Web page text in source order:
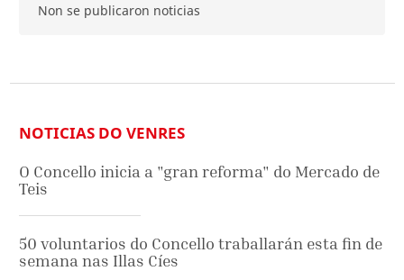
Non se publicaron noticias
NOTICIAS DO VENRES
O Concello inicia a "gran reforma" do Mercado de
Teis
50 voluntarios do Concello traballarán esta fin de
semana nas Illas Cíes